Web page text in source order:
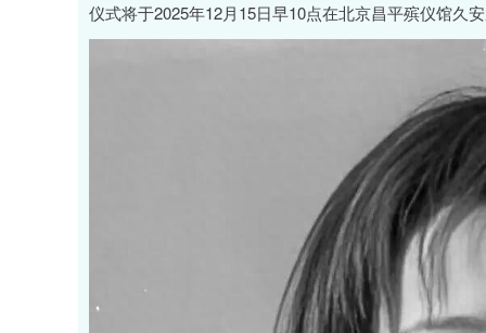
仪式将于2025年12月15日早10点在北京昌平殡仪馆久